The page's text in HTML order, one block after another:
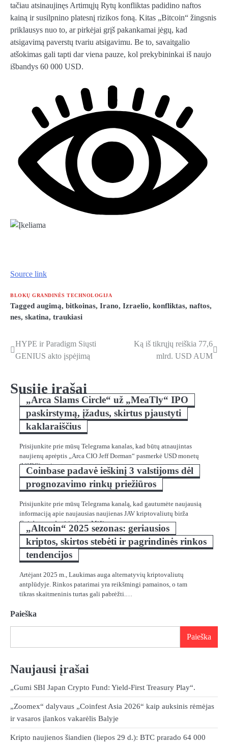
tačiau atsinaujinęs Artimųjų Rytų konfliktas padidino naftos
kainą ir susilpnino platesnį rizikos foną. Kitas „Bitcoin“ žingsnis
priklausys nuo to, ar pirkėjai grįš pakankamai jėgų, kad
atsigavimą paverstų tvariu atsigavimu. Be to, savaitgalio
atšokimas gali tapti dar viena pauze, kol prekybininkai iš naujo
išbandys 60 000 USD.
Source link
BLOKŲ GRANDINĖS TECHNOLOGIJA
Tagged augimą, bitkoinas, Irano, Izraelio, konfliktas, naftos,
nes, skatina, traukiasi
Navigacija
įrašų
HYPE ir Paradigm Siųsti
GENIUS akto įspėjimą
Ką iš tikrųjų reiškia 77,6
mlrd. USD AUM
Susiję įrašai
„Arca Slams Circle“ už „MeaTly“ IPO
paskirstymą, įžadus, skirtus pjaustyti
kaklaraiščius
Prisijunkite prie mūsų Telegrama kanalas, kad būtų atnaujintas
naujienų aprėptis „Arca CIO Jeff Dorman“ pasmerkė USD monetų
(USDC) emitentų ratą…
Coinbase padavė ieškinį 3 valstijoms dėl
prognozavimo rinkų priežiūros
Prisijunkite prie mūsų Telegrama kanalą, kad gautumėte naujausią
informaciją apie naujausias naujienas JAV kriptovaliutų birža
Coinbase padavė į teismą Mičigano,…
„Altcoin“ 2025 sezonas: geriausios
kriptos, skirtos stebėti ir pagrindinės rinkos
tendencijos
Artėjant 2025 m., Laukimas auga alternatyvių kriptovaliutų
antplūdyje. Rinkos patarimai yra reikšmingi pamainos, o tam
tikras skaitmeninis turtas gali pabrėžti.…
Paieška
Paieška
Naujausi įrašai
„Gumi SBI Japan Crypto Fund: Yield-First Treasury Play“.
„Zoomex“ dalyvaus „Coinfest Asia 2026“ kaip auksinis rėmėjas
ir vasaros įlankos vakarėlis Balyje
Kripto naujienos šiandien (liepos 29 d.): BTC prarado 64 000